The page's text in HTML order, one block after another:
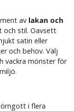
av lakan och
och stil. Oavsett
satin eller
och behov. Välj
vackra mönster för
i flera